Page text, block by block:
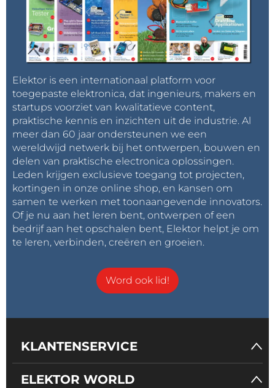
Elektor is een internationaal platform voor
toegepaste elektronica, dat ingenieurs, makers en
startups voorziet van kwalitatieve content,
praktische kennis en inzichten uit de industrie. Al
meer dan 60 jaar ondersteunen we een
wereldwijd netwerk bij het ontwerpen, bouwen en
delen van praktische electronica oplossingen.
Leden krijgen exclusieve toegang tot projecten,
kortingen in onze online shop, en kansen om
samen te werken met toonaangevende innovators.
Of je nu aan het leren bent, ontwerpen of een
bedrijf aan het opschalen bent, Elektor helpt je om
te leren, verbinden, creëren en groeien.
Word ook lid!
KLANTENSERVICE
ELEKTOR WORLD